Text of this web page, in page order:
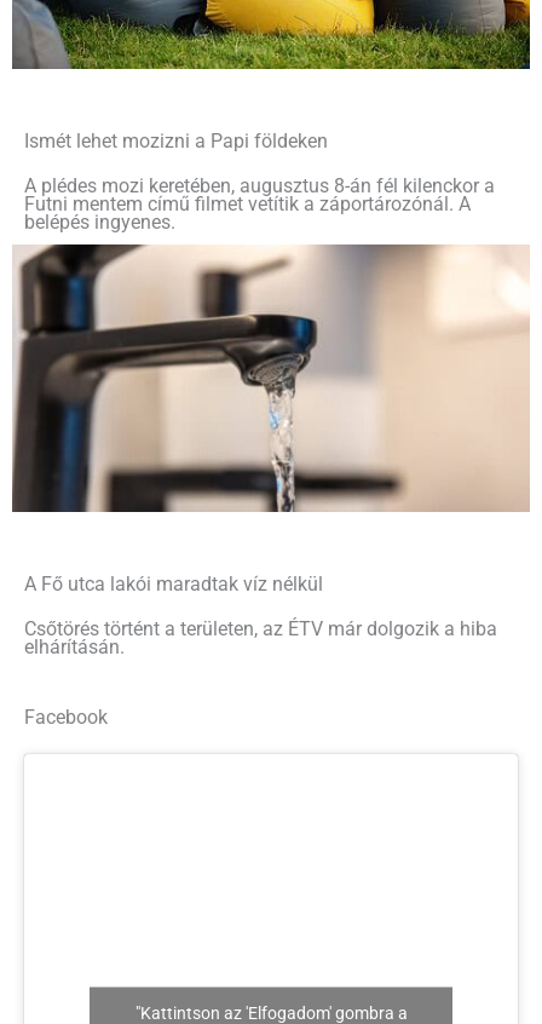
Ismét lehet mozizni a Papi földeken
A plédes mozi keretében, augusztus 8-án fél kilenckor a
Futni mentem című filmet vetítik a záportározónál. A
belépés ingyenes.
A Fő utca lakói maradtak víz nélkül
Csőtörés történt a területen, az ÉTV már dolgozik a hiba
elhárításán.
Facebook
"Kattintson az 'Elfogadom' gombra a